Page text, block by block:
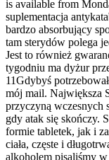
is available from
suplementacja
bardzo absorbujący
tam sterydów polega
Jest to również
tygodniu ma dyżur
11Gdybyś
mój mail. Największa
przyczyną wczesnych
gdy atak się skończy.
formie tabletek, jak i
ciała, częste i
alkoholem pisaliśmy